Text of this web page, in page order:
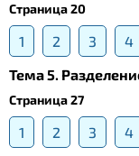
Страница 20
1 2 3 4
Тема 5.
Страница 27
1 2 3 4